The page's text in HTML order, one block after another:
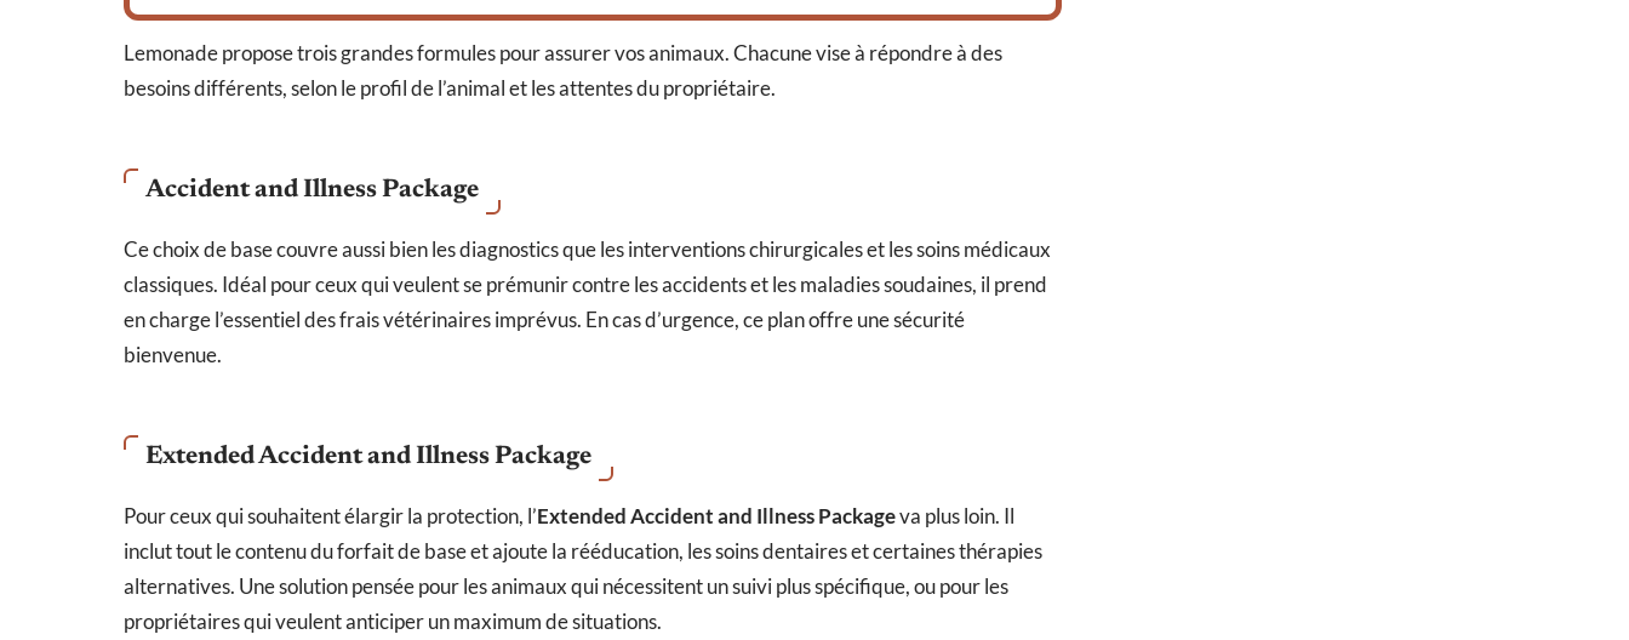
Lemonade propose trois grandes formules pour assurer vos animaux. Chacune vise à répondre à des
besoins différents, selon le profil de l’animal et les attentes du propriétaire.
Accident and Illness Package
Ce choix de base couvre aussi bien les diagnostics que les interventions chirurgicales et les soins médicaux
classiques. Idéal pour ceux qui veulent se prémunir contre les accidents et les maladies soudaines, il prend
en charge l’essentiel des frais vétérinaires imprévus. En cas d’urgence, ce plan offre une sécurité
bienvenue.
Extended Accident and Illness Package
Pour ceux qui souhaitent élargir la protection, l’Extended Accident and Illness Packageva plus loin. Il
inclut tout le contenu du forfait de base et ajoute la rééducation, les soins dentaires et certaines thérapies
alternatives. Une solution pensée pour les animaux qui nécessitent un suivi plus spécifique, ou pour les
propriétaires qui veulent anticiper un maximum de situations.